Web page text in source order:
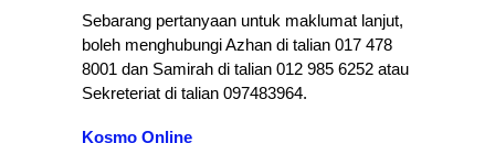
Sebarang pertanyaan untuk maklumat lanjut,
boleh menghubungi Azhan di talian 017 478
8001 dan Samirah di talian 012 985 6252 atau
Sekreteriat di talian 097483964.
Kosmo Online